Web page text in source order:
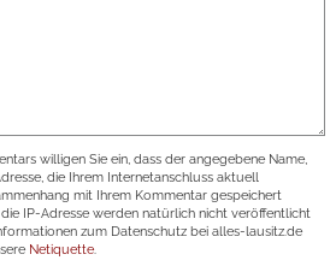
willigen Sie ein, dass der angegebene Name,
die Ihrem Internetanschluss aktuell
mit Ihrem Kommentar gespeichert
IP-Adresse werden natürlich nicht veröffentlicht
zum Datenschutz bei alles-lausitz.de
Netiquette.